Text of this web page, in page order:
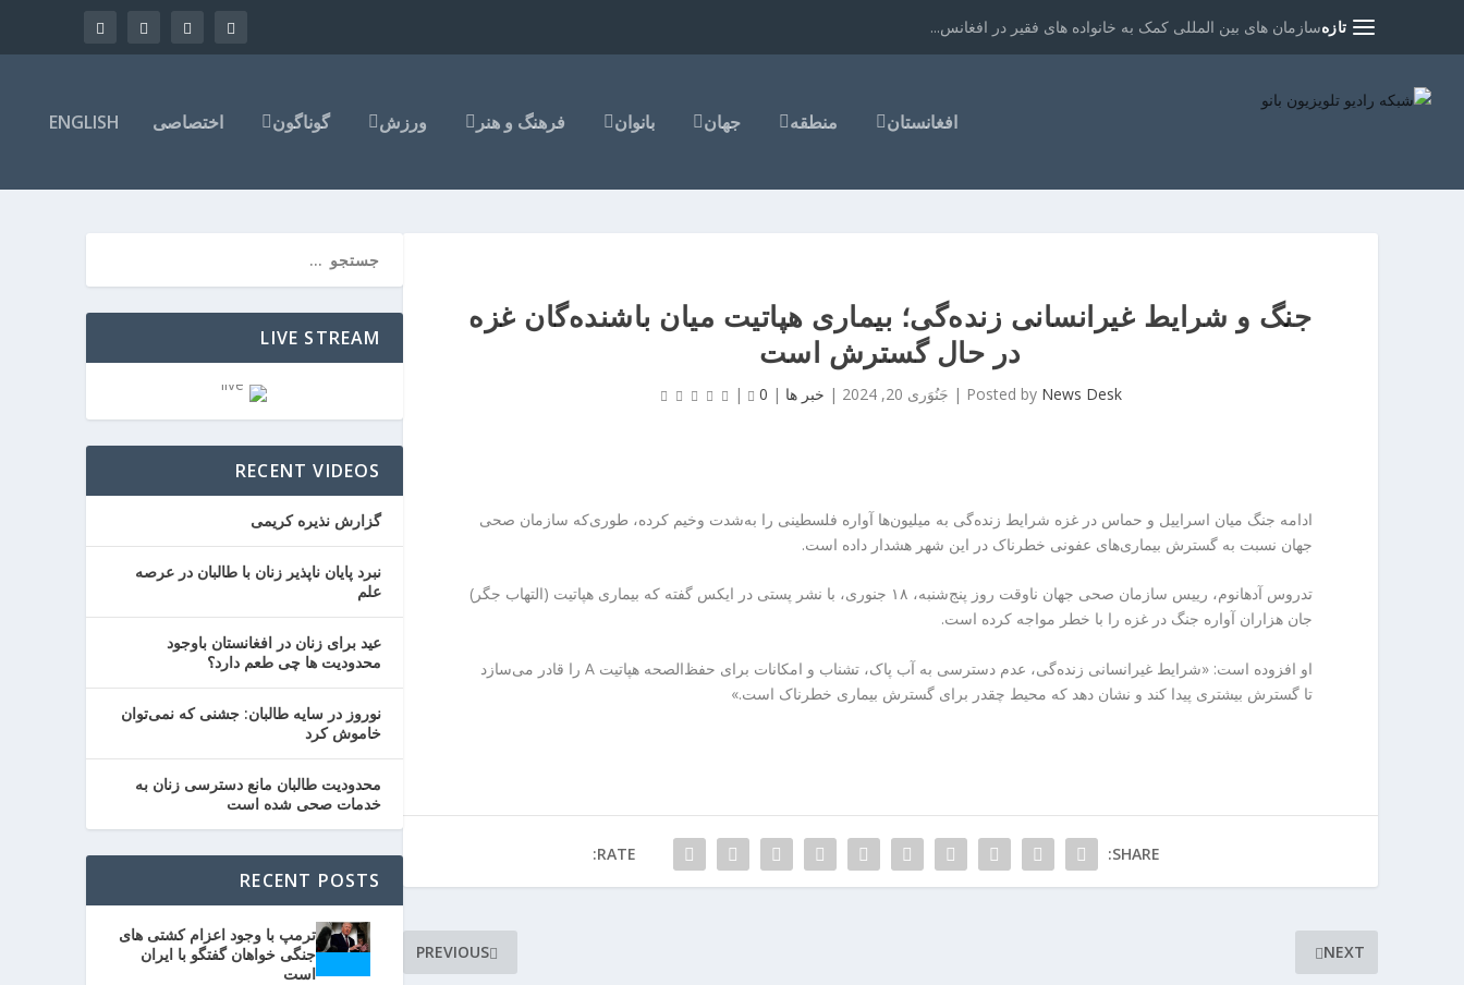
تازهسازمان های بین المللی کمک به خانواده های فقیر در افغانس...
افغانستان منطقه جهان بانوان فرهنگ و هنر ورزش گوناگون اختصاصی ENGLISH
جنگ و شرایط غیرانسانی زنده‌گی؛ بیماری هپاتیت میان باشنده‌گان غزه
در حال گسترش است
Posted by News Desk
| جَنُوَری 20, 2024 | خبر ها |
0
|
ادامه جنگ میان اسراییل و حماس در غزه شرایط زنده‌گی به میلیون‌ها آواره فلسطینی را به‌شدت وخیم کرده، طوری‌که سازمان صحی
جهان نسبت به گسترش بیماری‌های عفونی خطرناک در این شهر هشدار داده است.
تدروس آدهانوم، رییس سازمان صحی جهان ناوقت روز پنج‌شنبه، ۱۸ جنوری، با نشر پستی در ایکس گفته که بیماری هپاتیت (التهاب جگر)
جان هزاران آواره جنگ در غزه را با خطر مواجه کرده است.
او افزوده است: «شرایط غیرانسانی زنده‌گی، عدم دسترسی به آب پاک، تشناب و امکانات برای حفظ‌الصحه هپاتیت A را قادر می‌سازد
تا گسترش بیشتری پیدا کند و نشان دهد که محیط چقدر برای گسترش بیماری خطرناک است.»
SHARE:
RATE:
PREVIOUS NEXT
LIVE STREAM
RECENT VIDEOS
گزارش نذیره کریمی
نبرد پایان ناپذیر زنان با طالبان در عرصه
علم
عید برای زنان در افغانستان باوجود
محدودیت ها چی طعم دارد؟
نوروز در سایه طالبان: جشنی که نمی‌توان
خاموش کرد
محدودیت طالبان مانع دسترسی زنان به
خدمات صحی شده است
RECENT POSTS
ترمپ با وجود اعزام کشتی های
جنگی خواهان گفتگو با ایران
است